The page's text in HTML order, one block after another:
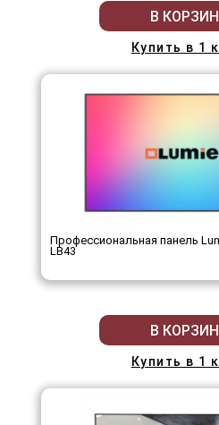
В
Купить в 1
Профессиональная панель
LB43
В
Купить в 1